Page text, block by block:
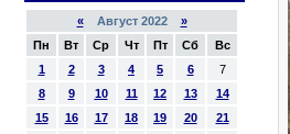
«Август 2022 »
Пн
Вт Ср Чт Пт Сб
Вс
1
2 3 4 5 6
7
8
9 10 11 12 13
14
15
16 17 18 19 20
21